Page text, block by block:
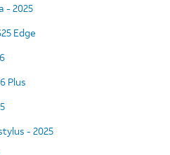
- 2025
Edge
Plus
- 2025